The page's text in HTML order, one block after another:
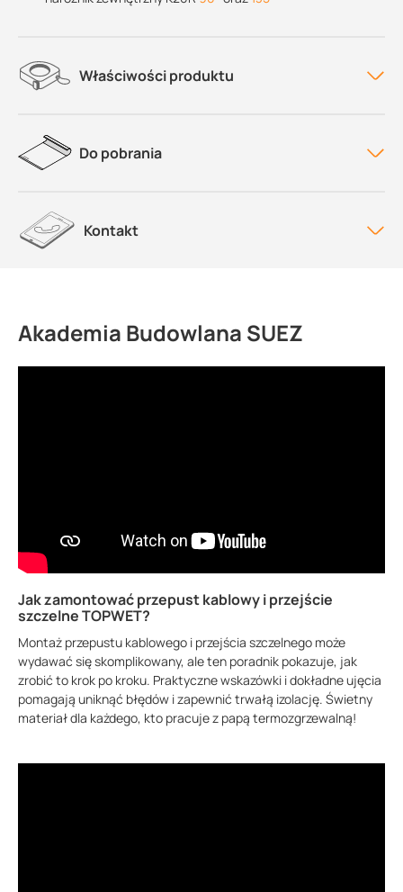
Właściwości produktu
Do pobrania
Kontakt
Akademia Budowlana SUEZ
Jak zamontować przepust kablowy i przejście
szczelne TOPWET?
Montaż przepustu kablowego i przejścia szczelnego może
wydawać się skomplikowany, ale ten poradnik pokazuje, jak
zrobić to krok po kroku. Praktyczne wskazówki i dokładne ujęcia
pomagają uniknąć błędów i zapewnić trwałą izolację. Świetny
materiał dla każdego, kto pracuje z papą termozgrzewalną!